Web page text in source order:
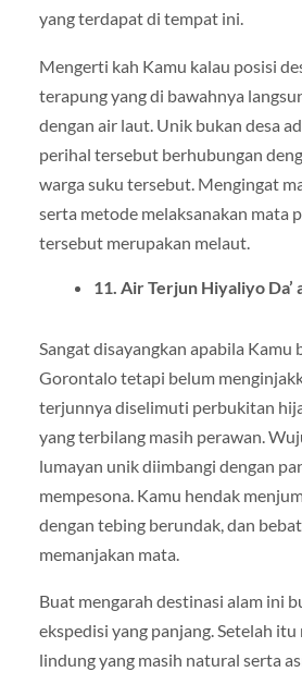
yang terdapat di tempat ini.
Mengerti kah Kamu kalau posisi
terapung yang di bawahnya
dengan air laut. Unik bukan desa
perihal tersebut berhubungan
warga suku tersebut. Mengingat
serta metode melaksanakan mata
tersebut merupakan melaut.
11. Air Terjun Hiyaliyo Da’
Sangat disayangkan apabila Kamu
Gorontalo tetapi belum
terjunnya diselimuti perbukitan
yang terbilang masih perawan.
lumayan unik diimbangi dengan
mempesona. Kamu hendak
dengan tebing berundak, dan
memanjakan mata.
Buat mengarah destinasi alam ini
ekspedisi yang panjang. Setelah
lindung yang masih natural serta